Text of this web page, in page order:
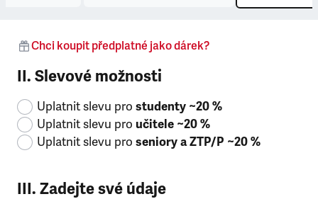
Chci koupit předplatné jako dárek?
II. Slevové možnosti
Uplatnit slevu pro studenty ~20 %
Uplatnit slevu pro učitele ~20 %
Uplatnit slevu pro seniory a ZTP/P ~20 %
III. Zadejte své údaje